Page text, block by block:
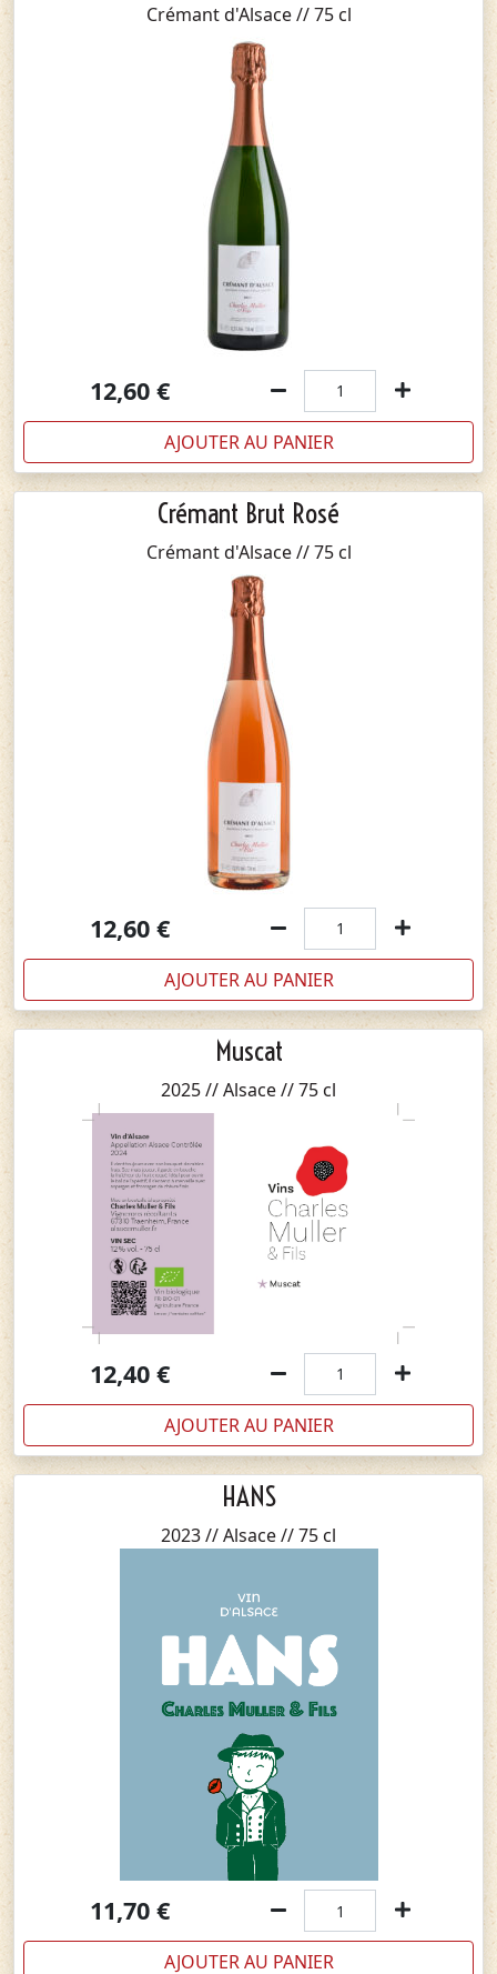
Crémant d'Alsace // 75 cl
12,60 €
AJOUTER AU PANIER
Crémant Brut Rosé
Crémant d'Alsace // 75 cl
12,60 €
AJOUTER AU PANIER
Muscat
2025 // Alsace // 75 cl
12,40 €
AJOUTER AU PANIER
HANS
2023 // Alsace // 75 cl
11,70 €
AJOUTER AU PANIER